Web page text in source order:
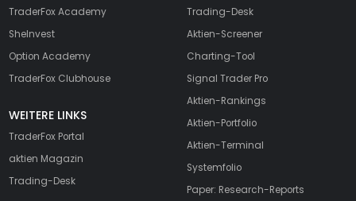
TraderFox Academy
SheInvest
Option Academy
TraderFox Clubhouse
WEITERE LINKS
TraderFox Portal
aktien Magazin
Trading-Desk
Trading-Desk
Aktien-Screener
Charting-Tool
Signal Trader Pro
Aktien-Rankings
Aktien-Portfolio
Aktien-Terminal
Systemfolio
Paper: Research-Reports